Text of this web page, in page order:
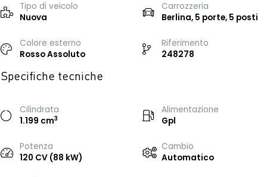
Tipo di veicolo
Nuova
Carrozzeria
Berlina, 5 porte, 5 posti
Colore esterno
Rosso Assoluto
Riferimento
248278
Specifiche tecniche
Cilindrata
1.199 cm3
Alimentazione
Gpl
Potenza
120 CV (88 kW)
Cambio
Automatico